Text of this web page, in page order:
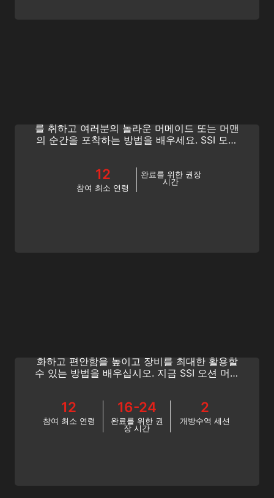
를 취하고 여러분의 놀라운 머메이드 또는 머맨
의 순간을 포착하는 방법을 배우세요. SSI 모델
12
참여 최소 연령
완료를 위한 권장
시간
화하고 편안함을 높이고 장비를 최대한 활용할
수 있는 방법을 배우십시오. 지금 SSI 오션 머메
12
참여 최소 연령
16-24
완료를 위한 권
장 시간
2
개방수역 세션